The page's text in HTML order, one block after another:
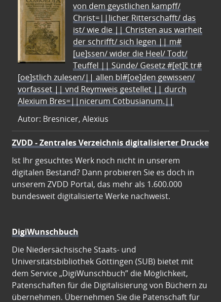
von dem geystlichen kampff/
Christ=||licher Ritterschafft/ das
ist/ wie die || Christen aus warheit
der schrifft/ sich legen || m#
[ue]ssen/ wider die Heel/ Todt/
Teuffel || Sünde/ Gesetz #[et]c̃ tr#
[oe]stlich zulesen/|| allen bl#[oe]den gewissen/
vorfasset || vnd Reymweis gestellet || durch
Alexium Bres=||nicerum Cotbusianum.||
Autor: Bresnicer, Alexius
ZVDD - Zentrales Verzeichnis digitalisierter Drucke
Ist Ihr gesuchtes Werk noch nicht in unserem
digitalen Bestand? Dann probieren Sie es doch in
unserem ZVDD Portal, das mehr als 1.600.000
bundesweit digitalisierte Werke nachweist.
DigiWunschbuch
Die Niedersächsische Staats- und
Universitätsbibliothek Göttingen (SUB) bietet mit
dem Service „DigiWunschbuch” die Möglichkeit,
Patenschaften für die Digitalisierung von Büchern zu
übernehmen. Übernehmen Sie die Patenschaft für